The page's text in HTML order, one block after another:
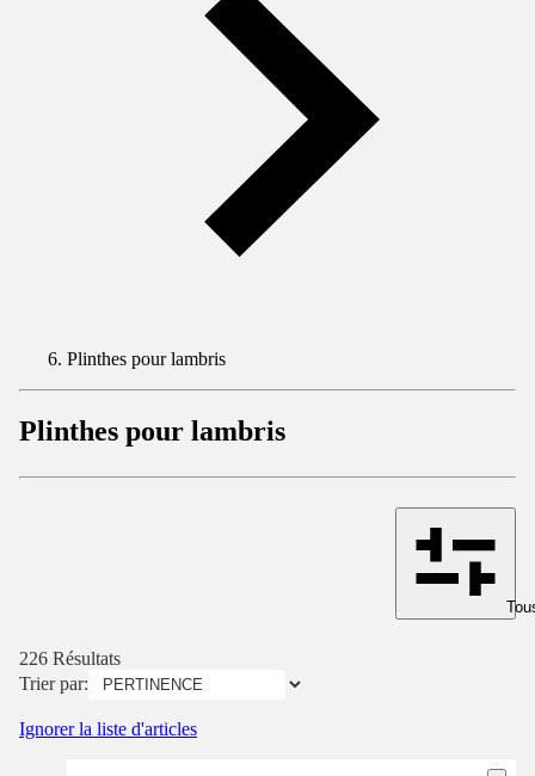
Plinthes pour lambris
Plinthes pour lambris
226 Résultats
Trier par:
Ignorer la liste d'articles